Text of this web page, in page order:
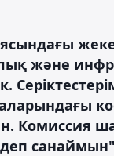
және
Комиссия
деп